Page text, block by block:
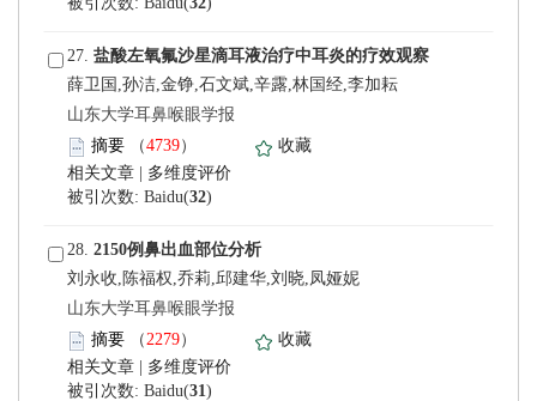
27.
薛卫国,孙洁,金铮,石文斌,辛露,林国经,李加耘
山东大学耳鼻喉眼学报
）
)
28.
刘永收,陈福权,乔莉,邱建华,刘晓,凤娅妮
山东大学耳鼻喉眼学报
）
)